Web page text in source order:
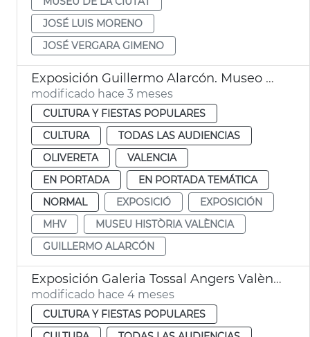
JOSÉ LUIS MORENO
JOSÉ VERGARA GIMENO
Exposición Guillermo Alarcón. Museo Historia València MHV
modificado hace 3 meses
CULTURA Y FIESTAS POPULARES
CULTURA
TODAS LAS AUDIENCIAS
OLIVERETA
VALENCIA
EN PORTADA
EN PORTADA TEMÁTICA
NORMAL
EXPOSICIÓ
EXPOSICIÓN
MHV
MUSEU HISTÒRIA VALÈNCIA
GUILLERMO ALARCÓN
Exposición Galeria Tossal Angers València
modificado hace 4 meses
CULTURA Y FIESTAS POPULARES